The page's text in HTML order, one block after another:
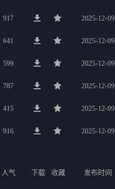
917 2025-12-09
641 2025-12-09
599 2025-12-09
787 2025-12-09
415 2025-12-09
916 2025-12-09
人气 下载 收藏 发布时间